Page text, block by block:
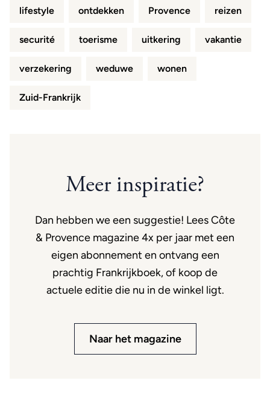
lifestyle ontdekken Provence reizen
securité toerisme uitkering vakantie
verzekering weduwe wonen
Zuid-Frankrijk
Meer inspiratie?
Dan hebben we een suggestie! Lees Côte
& Provence magazine 4x per jaar met een
eigen abonnement en ontvang een
prachtig Frankrijkboek, of koop de
actuele editie die nu in de winkel ligt.
Naar het magazine